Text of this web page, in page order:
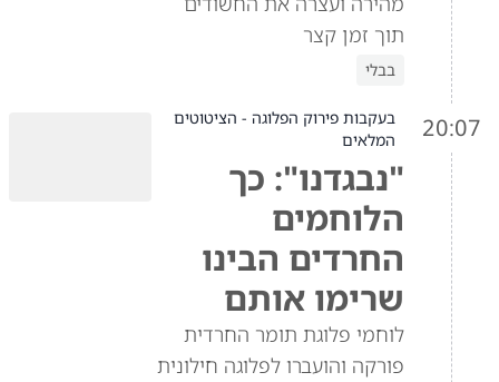
תוך זמן קצר
בבלי
20:07
בעקבות פירוק הפלוגה - הציטוטים
המלאים
"נבגדנו": כך
הלוחמים
החרדים הבינו
שרימו אותם
לוחמי פלוגת תומר החרדית
פורקה והועברו לפלוגה חילונית